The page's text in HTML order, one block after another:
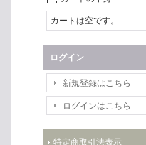
カートは空です。
ログイン
新規登録はこちら
ログインはこちら
特定商取引法表示